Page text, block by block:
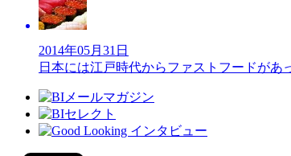
2014年05月31日
日本には江戸時代からファストフードがあ